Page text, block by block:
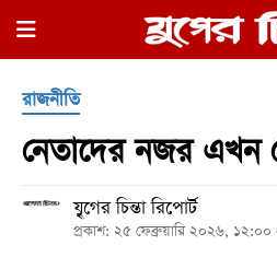
×
রাজনীতি
নেতাদের নজর এখন
যৃুগের চিন্তা রিপোর্ট
প্রকাশ: ২৫ ফেব্রুয়ারি ২০২৬,